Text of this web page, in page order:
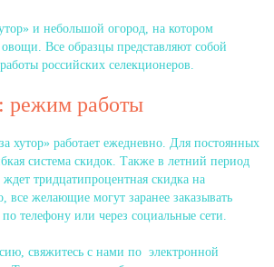
и небольшой огород, на котором
Все образцы представляют собой
российских селекционеров.
режим работы
хутор» работает ежедневно. Для постоянных
система скидок. Также в летний период
ждет тридцатипроцентная скидка на
все желающие могут заранее заказывать
телефону или через социальные сети.
свяжитесь с нами по электронной